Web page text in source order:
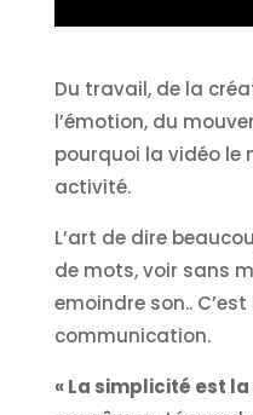
Du travail, de la
l’émotion, du
pourquoi la vidéo le
activité.
L’art de dire
de mots, voir sans
emoindre son..
communication.
« La simplicité est